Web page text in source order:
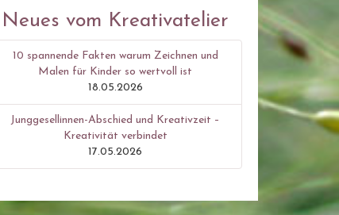
Neues vom Kreativatelier
10 spannende Fakten warum Zeichnen und
Malen für Kinder so wertvoll ist
18.05.2026
Junggesellinnen-Abschied und Kreativzeit –
Kreativität verbindet
17.05.2026